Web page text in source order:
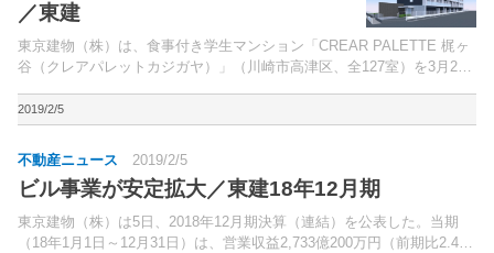
／東建
東京建物（株）は、食事付き学生マンション「CREAR PALETTE 梶ヶ
谷（クレアパレットカジガヤ）」（川崎市高津区、全127室）を3月20
2019/2/5
不動産ニュース 2019/2/5
ビル事業が安定拡大／東建18年12月期
東京建物（株）は5日、2018年12月期決算（連結）を公表した。当期
（18年1月1日～12月31日）は、営業収益2,733億200万円（前期比2.4％